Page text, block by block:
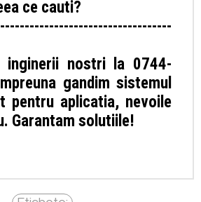
ce cauti?
inginerii nostri la 0744-
gandim sistemul
pentru aplicatia, nevoile
Garantam solutiile!